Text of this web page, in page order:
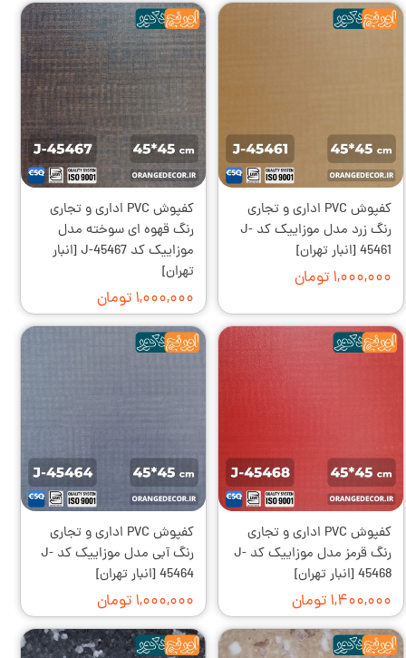
کفپوش PVC اداری و تجاری
رنگ زرد مدل موزاییک کد J-
45461 [انبار تهران]
۱,۰۰۰,۰۰۰ تومان
کفپوش PVC اداری و تجاری
رنگ قهوه ای سوخته مدل
موزاییک کد J-45467 [انبار
تهران]
۱,۰۰۰,۰۰۰ تومان
کفپوش PVC اداری و تجاری
رنگ قرمز مدل موزاییک کد J-
45468 [انبار تهران]
۱,۴۰۰,۰۰۰ تومان
کفپوش PVC اداری و تجاری
رنگ آبی مدل موزاییک کد J-
45464 [انبار تهران]
۱,۰۰۰,۰۰۰ تومان